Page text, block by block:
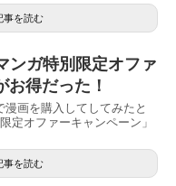
事を読む
ンガ特別限定オファ
お得だった！
画を購入してしてみたと
定オファーキャンペーン」
事を読む